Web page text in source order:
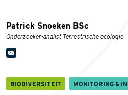
Patrick Snoeken BSc
Onderzoeker-analist Terrestrische ecologie
BIODIVERSITEIT MONITORING &